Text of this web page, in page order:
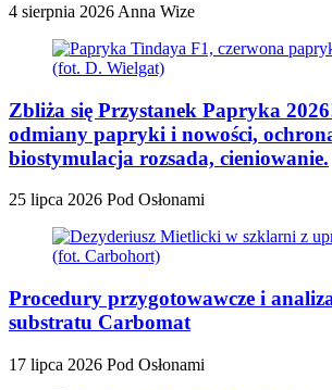
4 sierpnia 2026 Anna Wize
Zbliża się Przystanek Papryka
odmiany papryki i nowości,
biostymulacja rozsada, cieniowanie.
25 lipca 2026 Pod Osłonami
Procedury przygotowawcze i
substratu Carbomat
17 lipca 2026 Pod Osłonami